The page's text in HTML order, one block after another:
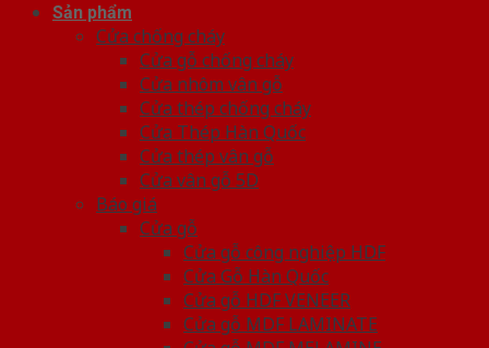
Sản phẩm
Cửa chống cháy
Cửa gỗ chống cháy
Cửa nhôm vân gỗ
Cửa thép chống cháy
Cửa Thép Hàn Quốc
Cửa thép vân gỗ
Cửa vân gỗ 5D
Báo giá
Cửa gỗ
Cửa gỗ công nghiệp HDF
Cửa Gỗ Hàn Quốc
Cửa gỗ HDF VENEER
Cửa gỗ MDF LAMINATE